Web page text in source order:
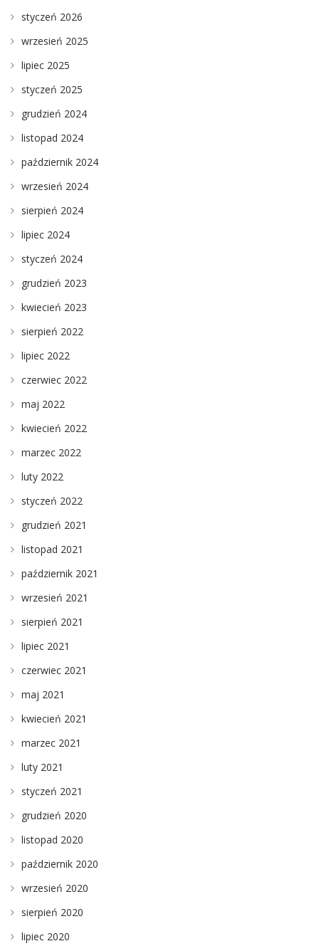
styczeń 2026
wrzesień 2025
lipiec 2025
styczeń 2025
grudzień 2024
listopad 2024
październik 2024
wrzesień 2024
sierpień 2024
lipiec 2024
styczeń 2024
grudzień 2023
kwiecień 2023
sierpień 2022
lipiec 2022
czerwiec 2022
maj 2022
kwiecień 2022
marzec 2022
luty 2022
styczeń 2022
grudzień 2021
listopad 2021
październik 2021
wrzesień 2021
sierpień 2021
lipiec 2021
czerwiec 2021
maj 2021
kwiecień 2021
marzec 2021
luty 2021
styczeń 2021
grudzień 2020
listopad 2020
październik 2020
wrzesień 2020
sierpień 2020
lipiec 2020